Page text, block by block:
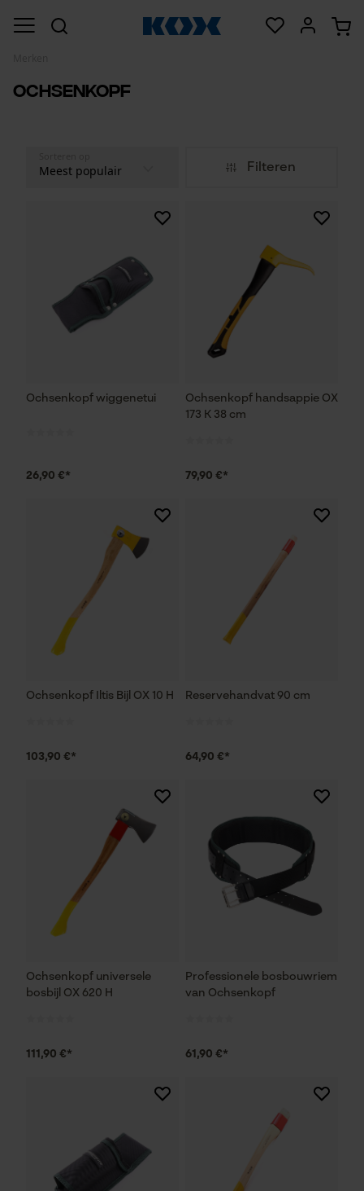
Ochsenkopf
Filteren
Ochsenkopf wiggenetui
26,90 €*
Ochsenkopf handsappie OX
173 K 38 cm
79,90 €*
Ochsenkopf Iltis Bijl OX 10 H
103,90 €*
Reservehandvat 90 cm
64,90 €*
Ochsenkopf universele
bosbijl OX 620 H
111,90 €*
Professionele bosbouwriem
van Ochsenkopf
61,90 €*